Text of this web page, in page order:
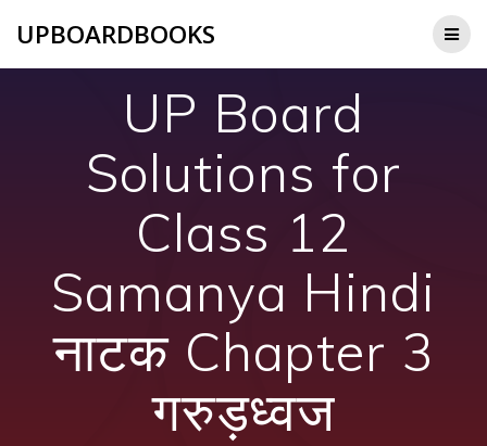
UPBOARDBOOKS
UP Board
Solutions for
Class 12
Samanya Hindi
नाटक Chapter 3
गरुड़ध्वज